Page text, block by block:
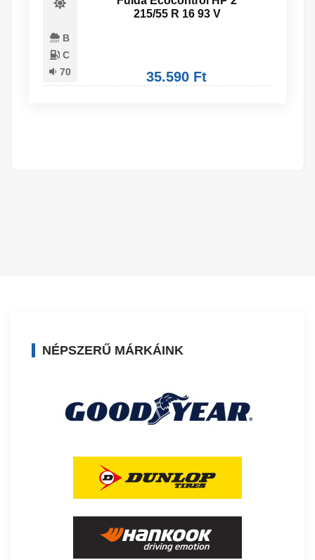
B
C
70
215/55 R 16 93 V
35.590 Ft
NÉPSZERŰ MÁRKÁINK